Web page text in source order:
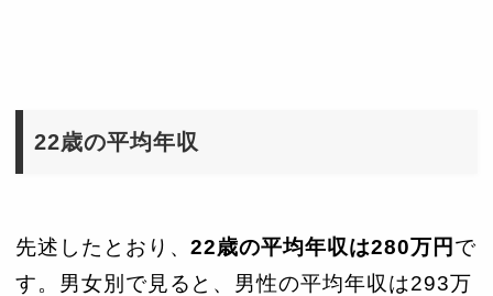
22歳の平均年収
先述したとおり、22歳の平均年収は280万円 で
す。男女別で見ると、男性の平均年収は293万